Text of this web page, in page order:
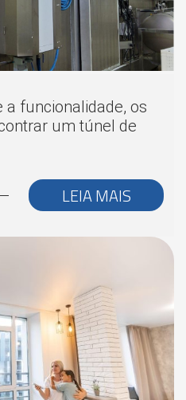
a funcionalidade, os
um túnel de
LEIA MAIS